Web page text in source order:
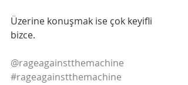
Üzerine konuşmak ise çok keyifli
bizce.
@rageagainstthemachine
#rageagainstthemachine